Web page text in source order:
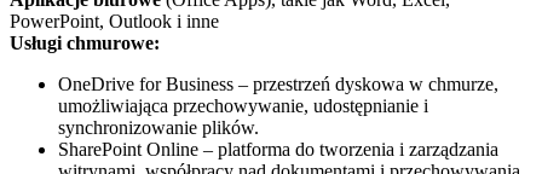
PowerPoint, Outlook i inne
Usługi chmurowe:
OneDrive for Business – przestrzeń dyskowa w chmurze,
umożliwiająca przechowywanie, udostępnianie i
synchronizowanie plików.
SharePoint Online – platforma do tworzenia i zarządzania